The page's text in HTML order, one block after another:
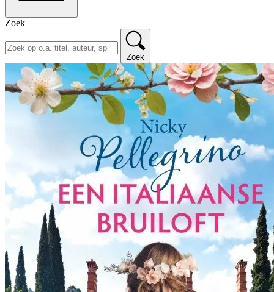
Zoek
Zoek